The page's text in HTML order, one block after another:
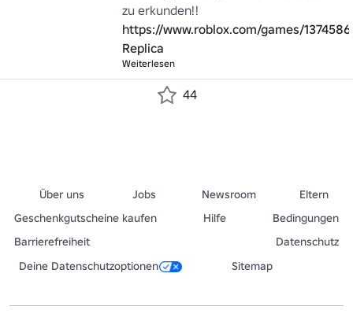
https://www.roblox.com/games/
Replica
Weiterlesen
44
Über uns Jobs Newsroom
Eltern
Geschenkgutscheine kaufen
Hilfe
Bedingungen
Barrierefreiheit
Datenschutz
Deine Datenschutzoptionen
Sitemap